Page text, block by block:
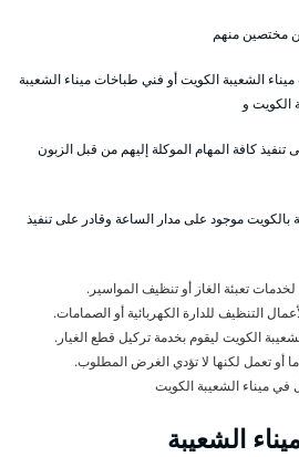
مختصين منهم
الشعيبة الكويت أو فني طباخات ميناء الشعيبة
الكويت و
كافة المهام الموكلة إليهم من قبل الزبون
بالكويت موجود على مدار الساعة وقادر على تنفيذ
تعبئة الغاز أو تنظيف المواسير.
التنظيف للدارة الكهربائية أو الصمامات.
الكويت ليقوم بخدمة تركيل قطع الغيار.
أو تعمل لكنها لا تؤدي الغرض المطلوب.
في ميناء الشعيبة الكويت
الشعيبة